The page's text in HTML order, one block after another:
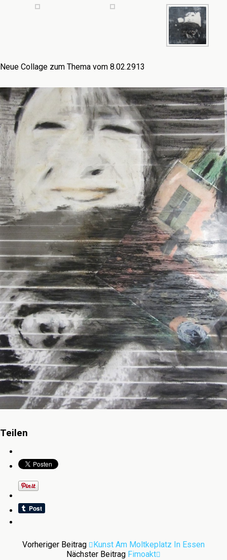
Neue Collage zum Thema vom 8.02.2913
Teilen
Vorheriger Beitrag
Kunst Am Moltkeplatz In Essen
Nächster Beitrag Fimoakt